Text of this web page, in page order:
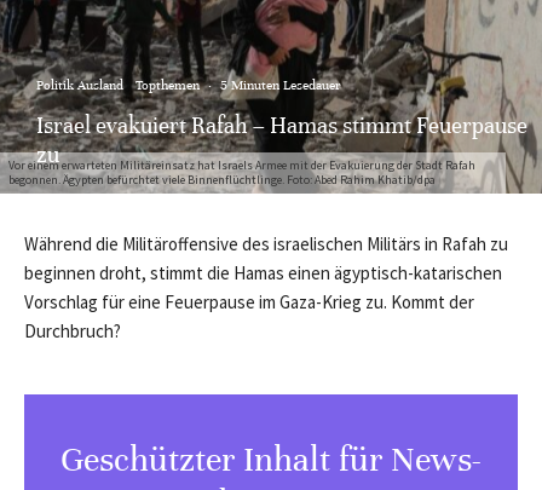
Vor einem erwarteten Militäreinsatz hat Israels Armee mit der Evakuierung der Stadt Rafah
begonnen. Ägypten befürchtet viele Binnenflüchtlinge. Foto: Abed Rahim Khatib/dpa
Politik Ausland Topthemen · 5 Minuten Lesedauer
Israel evakuiert Rafah – Hamas stimmt Feuerpause
zu
Während die Militäroffensive des israelischen Militärs in Rafah zu
beginnen droht, stimmt die Hamas einen ägyptisch-katarischen
Vorschlag für eine Feuerpause im Gaza-Krieg zu. Kommt der
Durchbruch?
Geschützter Inhalt für News-